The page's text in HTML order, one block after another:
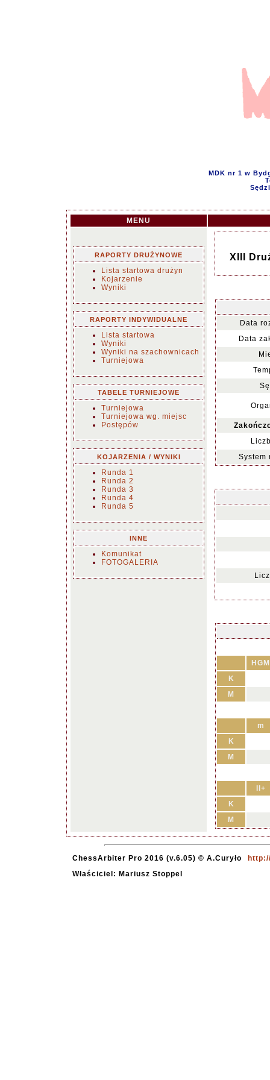
MDK nr 1 w
MENU
RAPORTY DRUŻYNOWE
Lista startowa drużyn
Kojarzenie
Wyniki
RAPORTY INDYWIDUALNE
Lista startowa
Wyniki
Wyniki na szachownicach
Turniejowa
TABELE TURNIEJOWE
Turniejowa
Turniejowa wg. miejsc
Postępów
KOJARZENIA / WYNIKI
Runda 1
Runda 2
Runda 3
Runda 4
Runda 5
INNE
Komunikat
FOTOGALERIA
XIII
Data
Data
System
HGM
K
M
m
K
M
II+
K
M
ChessArbiter Pro 2016 (v.6.05) © A.Curyło
Właściciel: Mariusz Stoppel